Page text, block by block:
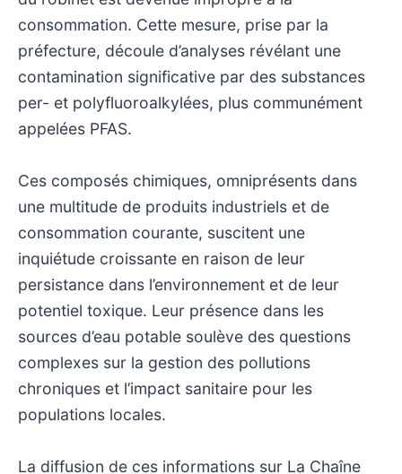
consommation. Cette mesure, prise par la
préfecture, découle d’analyses révélant une
contamination significative par des substances
per- et polyfluoroalkylées, plus communément
appelées PFAS.
Ces composés chimiques, omniprésents dans
une multitude de produits industriels et de
consommation courante, suscitent une
inquiétude croissante en raison de leur
persistance dans l’environnement et de leur
potentiel toxique. Leur présence dans les
sources d’eau potable soulève des questions
complexes sur la gestion des pollutions
chroniques et l’impact sanitaire pour les
populations locales.
La diffusion de ces informations sur La Chaîne